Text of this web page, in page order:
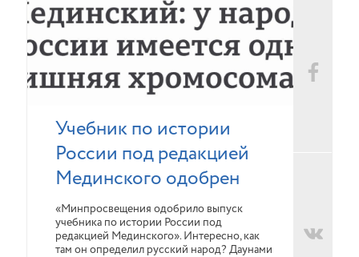
Учебник по истории
России под редакцией
Мединского одобрен
«Минпросвещения одобрило выпуск
учебника по истории России под
редакцией Мединского». Интересно, как
там он определил русский народ? Даунами